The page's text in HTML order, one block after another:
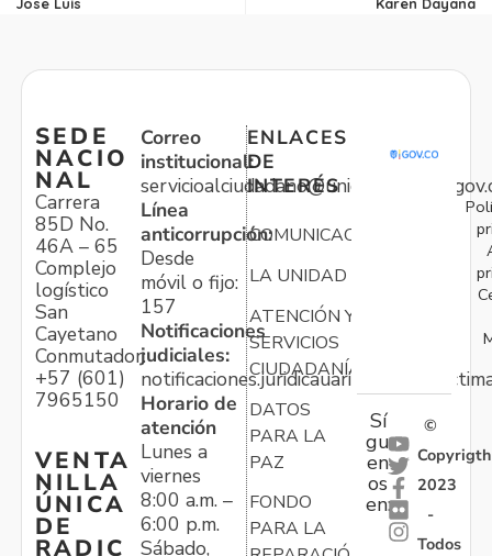
SEDE
NACIO
NAL
Carrera
85D No.
46A – 65
Complejo
logístico
San
Cayetano
Conmutador:
+57 (601)
7965150
VENTA
NILLA
ÚNICA
DE
RADIC
Correo
institucional:
Línea
anticorrupción:
Desde
móvil o fijo:
157
Notificaciones
judiciales:
Horario de
atención
Lunes a
viernes
8:00 a.m. –
6:00 p.m.
Sábado,
ENLACES
DE
INTERÉS
COMUNICACIONES
LA UNIDAD
ATENCIÓN Y
SERVICIOS
CIUDADANÍA
DATOS
PARA LA
PAZ
FONDO
PARA LA
Sí
gu
en
os
en:
©
Copyrigth
2023
-
Todos